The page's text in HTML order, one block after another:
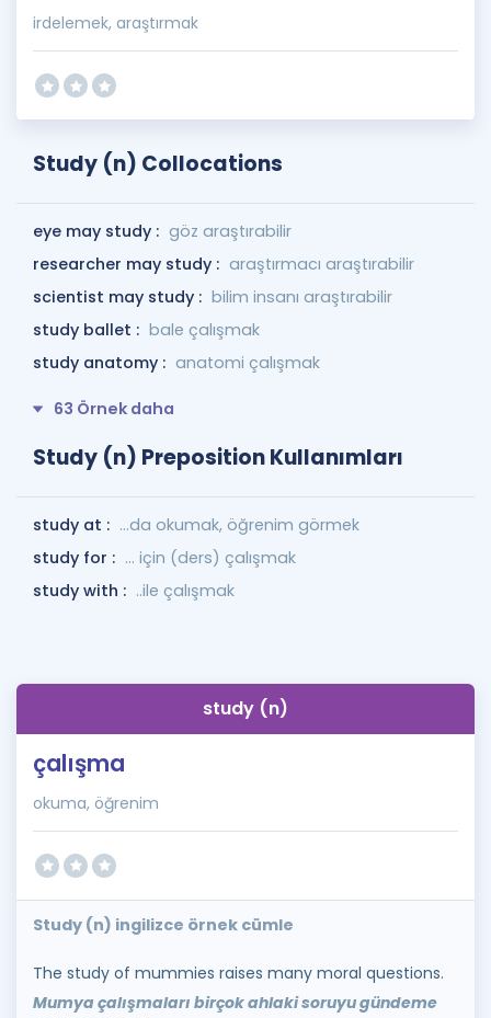
irdelemek, araştırmak
Study (n) Collocations
eye may study : göz araştırabilir
researcher may study : araştırmacı araştırabilir
scientist may study : bilim insanı araştırabilir
study ballet : bale çalışmak
study anatomy : anatomi çalışmak
63 Örnek daha
Study (n) Preposition Kullanımları
study at : ...da okumak, öğrenim görmek
study for : ... için (ders) çalışmak
study with : ..ile çalışmak
study (n)
çalışma
okuma, öğrenim
Study (n) ingilizce örnek cümle
The study of mummies raises many moral questions.
Mumya çalışmaları birçok ahlaki soruyu gündeme